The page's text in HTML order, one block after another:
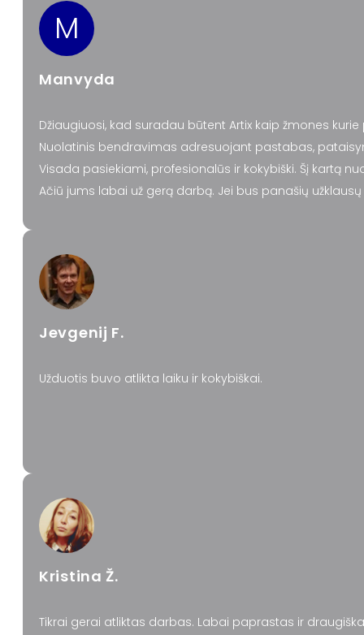
M
Manvyda
Džiaugiuosi, kad suradau būtent Artix kaip žmones
Nuolatinis bendravimas adresuojant pastabas,
Visada pasiekiami, profesionalūs ir kokybiški. Šį kartą
Ačiū jums labai už gerą darbą. Jei bus panašių
Jevgenij F.
Užduotis buvo atlikta laiku ir kokybiškai.
Kristina Ž.
Tikrai gerai atliktas darbas. Labai paprastas ir